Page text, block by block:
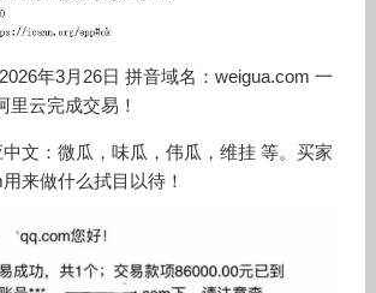
年3月26日 拼音域名：weigua.com 一
里云完成交易！
文：微瓜，味瓜，伟瓜，维挂 等。买家
用来做什么拭目以待！